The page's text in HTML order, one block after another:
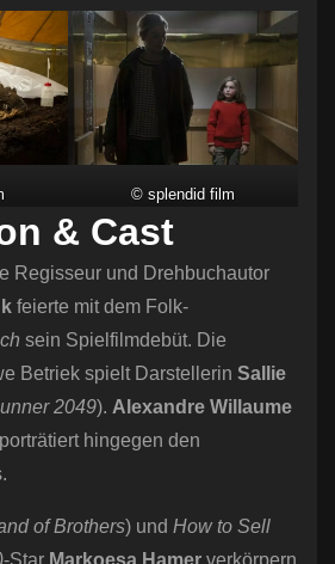
© splendid film
& Cast
Regisseur und Drehbuchautor
feierte mit dem Folk-
sein Spielfilmdebüt. Die
Betriek spielt Darstellerin Sallie
2049). Alexandre Willaume
hingegen den
of Brothers) und How to Sell
-Star Markoesa Hamer verkörpern